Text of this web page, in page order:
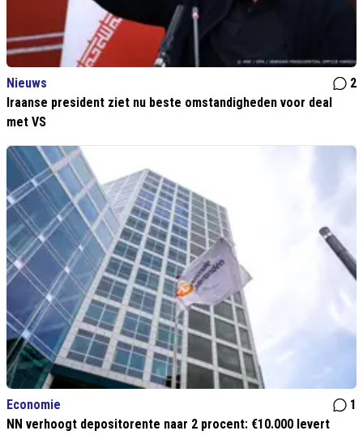
Nieuws
2
Iraanse president ziet nu beste omstandigheden voor deal
met VS
Economie
1
NN verhoogt depositorente naar 2 procent: €10.000 levert